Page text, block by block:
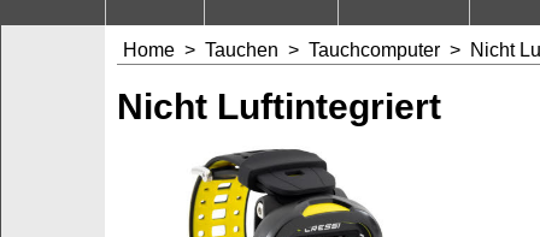
Home > Tauchen > Tauchcomputer > Nicht
Nicht Luftintegriert